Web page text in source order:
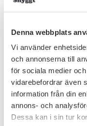
Denna webbplats
Vi använder
och annonserna till
för sociala medier
vidarebefordrar även
information från din
annons- och
Dessa kan i sin tur
– Nej, du är inte
personen säger
viktigt att du
använder det.
– Snälla, sluta
– Men oj, du
– Jo, det får jag